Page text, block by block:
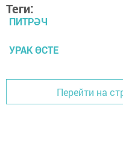
Теги:
ПИТРӘЧ
УРАК ӨСТЕ
Перейти на